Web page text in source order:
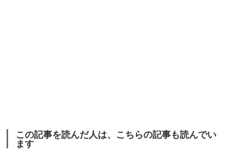
この記事を読んだ人は、こちらの記事も読んでい
ます